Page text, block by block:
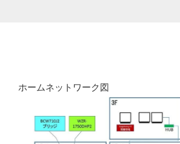
ホームネットワーク図